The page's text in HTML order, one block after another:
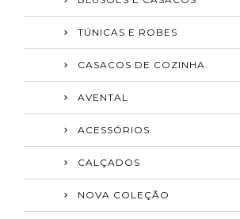
TÚNICAS E ROBES
CASACOS DE COZINHA
AVENTAL
ACESSÓRIOS
CALÇADOS
NOVA COLEÇÃO